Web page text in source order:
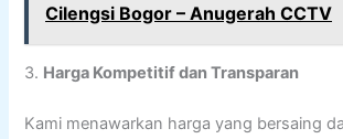
Cilengsi Bogor – Anugerah CCTV
3. Harga Kompetitif dan Transparan
Kami menawarkan harga yang bersaing